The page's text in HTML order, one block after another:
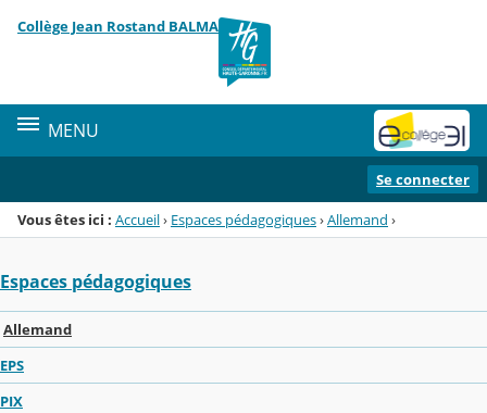
Menu de la rubrique
Contenu
Collège Jean Rostand BALMA
MENU
Se connecter
Vous êtes ici : Accueil› Espaces pédagogiques›Allemand ›
Espaces pédagogiques
Allemand
EPS
PIX